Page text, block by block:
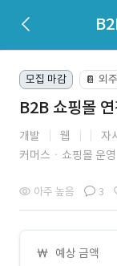
모집 마감 📔 외주
B2B 쇼핑몰
개발 웹 자
커머스ㆍ쇼핑몰 운영
아주 높음 3
예상 금액